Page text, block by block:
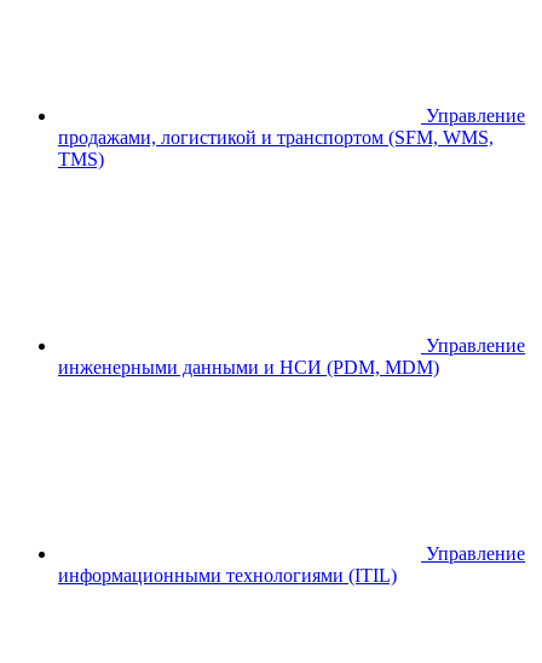
Управление
продажами, логистикой и транспортом (SFM, WMS,
TMS)
Управление
инженерными данными и НСИ (PDM, MDM)
Управление
информационными технологиями (ITIL)